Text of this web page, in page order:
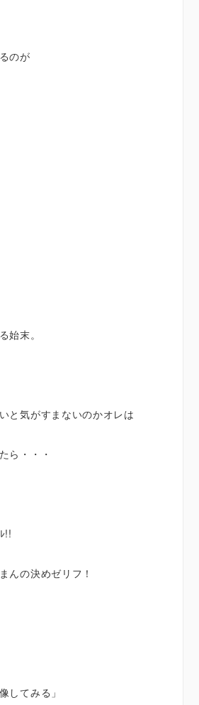
のが
始末。
と気がすまないのかオレは
ら・・・
!!
んの決めゼリフ！
してみる」